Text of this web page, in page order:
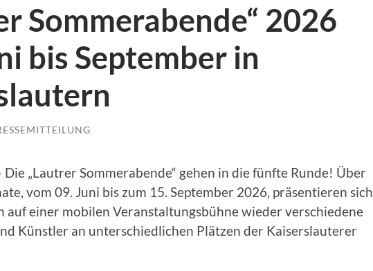
Sommerabende“ 2026
bis September in
„Lautrer Sommerabende“ gehen in die fünfte Runde! Über
vom 09. Juni bis zum 15. September 2026, präsentieren sich
auf einer mobilen Veranstaltungsbühne wieder verschiedene
Künstler an unterschiedlichen Plätzen der Kaiserslauterer